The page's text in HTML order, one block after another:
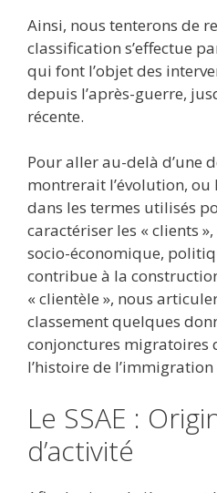
Ainsi, nous tenterons de
classification s’effectue
qui font l’objet des
depuis l’après-guerre,
récente.
Pour aller au-delà d’une
montrerait l’évolution, ou
dans les termes utilisés
caractériser les « clients
socio-économique,
contribue à la
« clientèle », nous
classement quelques
conjonctures migratoires
l’histoire de l’immigration
Le SSAE :
d’activité